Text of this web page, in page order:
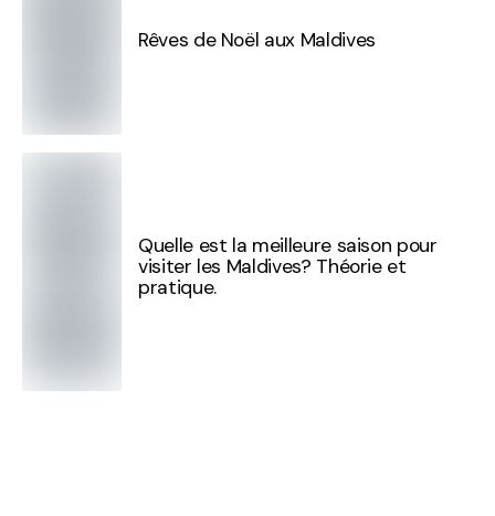
Rêves de Noël aux Maldives
Quelle est la meilleure saison pour
visiter les Maldives? Théorie et
pratique.